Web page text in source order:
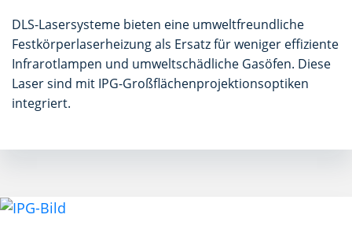
DLS-Lasersysteme bieten eine umweltfreundliche
Festkörperlaserheizung als Ersatz für weniger effiziente
Infrarotlampen und umweltschädliche Gasöfen. Diese
Laser sind mit IPG-Großflächenprojektionsoptiken
integriert.